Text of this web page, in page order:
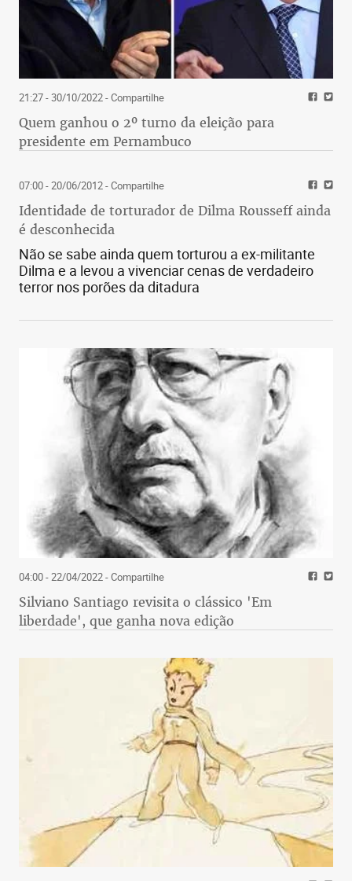
21:27 - 30/10/2022- Compartilhe
Quem ganhou o 2º turno da eleição para
presidente em Pernambuco
07:00 - 20/06/2012- Compartilhe
Identidade de torturador de Dilma Rousseff ainda
é desconhecida
Não se sabe ainda quem torturou a ex-militante
Dilma e a levou a vivenciar cenas de verdadeiro
terror nos porões da ditadura
04:00 - 22/04/2022- Compartilhe
Silviano Santiago revisita o clássico 'Em
liberdade', que ganha nova edição